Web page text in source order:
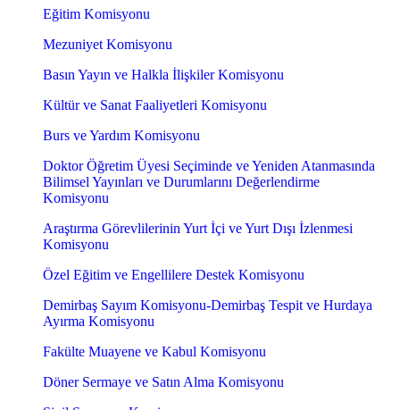
Eğitim Komisyonu
Mezuniyet Komisyonu
Basın Yayın ve Halkla İlişkiler Komisyonu
Kültür ve Sanat Faaliyetleri Komisyonu
Burs ve Yardım Komisyonu
Doktor Öğretim Üyesi Seçiminde ve Yeniden Atanmasında
Bilimsel Yayınları ve Durumlarını Değerlendirme
Komisyonu
Araştırma Görevlilerinin Yurt İçi ve Yurt Dışı İzlenmesi
Komisyonu
Özel Eğitim ve Engellilere Destek Komisyonu
Demirbaş Sayım Komisyonu-Demirbaş Tespit ve Hurdaya
Ayırma Komisyonu
Fakülte Muayene ve Kabul Komisyonu
Döner Sermaye ve Satın Alma Komisyonu